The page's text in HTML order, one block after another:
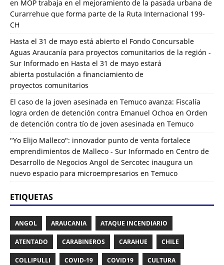
en MOP trabaja en el mejoramiento de la pasada urbana de
Curarrehue que forma parte de la Ruta Internacional 199-
CH
Hasta el 31 de mayo está abierto el Fondo Concursable
Aguas Araucanía para proyectos comunitarios de la región -
Sur Informado en Hasta el 31 de mayo estará
abierta postulación a financiamiento de
proyectos comunitarios
El caso de la joven asesinada en Temuco avanza: Fiscalía
logra orden de detención contra Emanuel Ochoa en Orden
de detención contra tío de joven asesinada en Temuco
"Yo Elijo Malleco": innovador punto de venta fortalece
emprendimientos de Malleco - Sur Informado en Centro de
Desarrollo de Negocios Angol de Sercotec inaugura un
nuevo espacio para microempresarios en Temuco
ETIQUETAS
ANGOL ARAUCANIA ATAQUE INCENDIARIO
ATENTADO CARABINEROS CARAHUE CHILE
COLLIPULLI COVID-19 COVID19 CULTURA